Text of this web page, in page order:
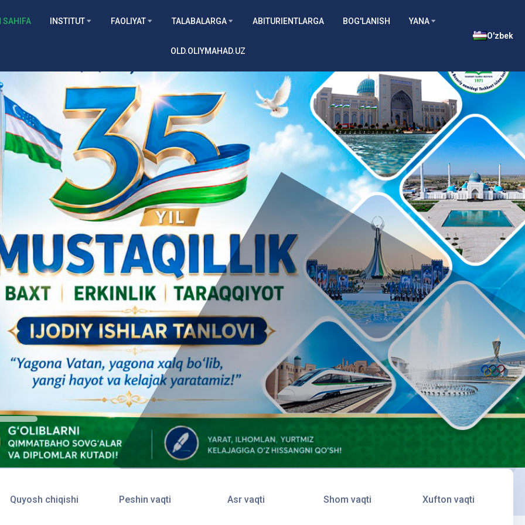
SAHIFA INSTITUT FAOLIYAT TALABALARGA ABITURIENTLARGA BOG'LANISH YANA
OLD.OLIYMAHAD.UZ
O'zbek
Quyosh chiqishi Peshin vaqti Asr vaqti Shom vaqti Xufton vaqti